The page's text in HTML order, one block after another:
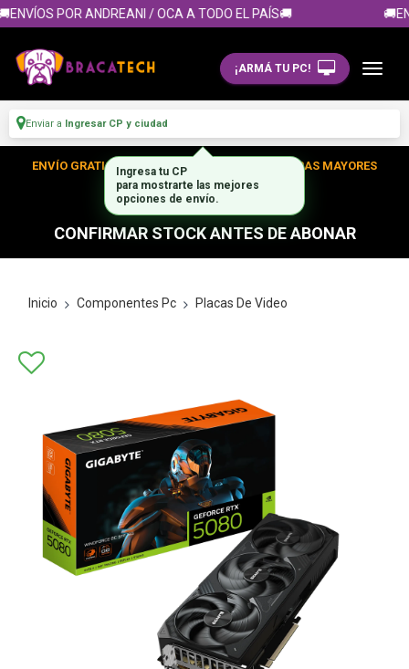
POR ANDREANI / OCA A TODO EL PAÍS🚚
¡ARMÁ TU PC!
Enviar a Ingresar CP y ciudad
ENVÍO GRATIS DENTRO DE CABA EN TUS COMPRAS MAYORES
A $300.000
CONFIRMAR STOCK ANTES DE ABONAR
Inicio Componentes Pc Placas De Video
Ingresa tu CP
para mostrarte las mejores
opciones de envío.